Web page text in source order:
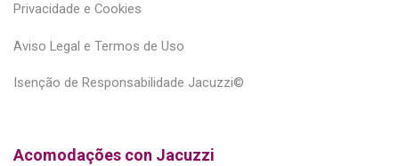
Privacidade e Cookies
Aviso Legal e Termos de Uso
Isenção de Responsabilidade Jacuzzi©
Acomodações con Jacuzzi